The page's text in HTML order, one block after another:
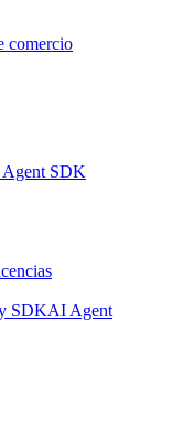
comercio
SDK
SDKAI Agent